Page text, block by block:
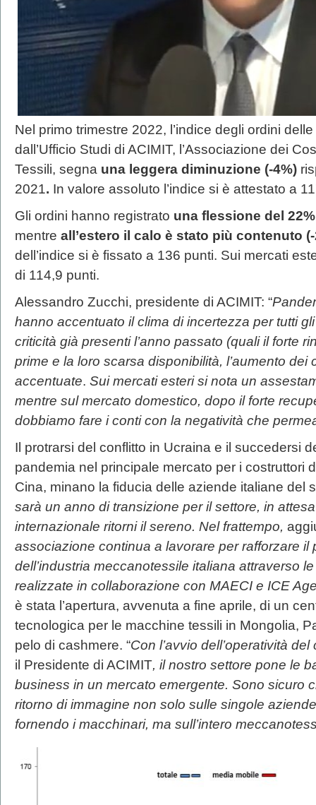
Nel primo trimestre 2022, l’indice degli ordini
dall’Ufficio Studi di ACIMIT, l’Associazione dei
Tessili, segna una leggera diminuzione (-4%)
2021. In valore assoluto l’indice si è attestato a
Gli ordini hanno registrato una flessione del
mentre all’estero il calo è stato più contenuto
dell’indice si è fissato a 136 punti. Sui mercati
di 114,9 punti.
Alessandro Zucchi, presidente di ACIMIT: “
hanno accentuato il clima di incertezza per tutti
criticità già presenti l’anno passato (quali il forte
prime e la loro scarsa disponibilità, l’aumento
accentuate. Sui mercati esteri si nota un
mentre sul mercato domestico, dopo il forte
dobbiamo fare i conti con la negatività che
Il protrarsi del conflitto in Ucraina e il succedersi
pandemia nel principale mercato per i costruttori
Cina, minano la fiducia delle aziende italiane del
sarà un anno di transizione per il settore, in
internazionale ritorni il sereno. Nel frattempo,
associazione continua a lavorare per rafforzare
dell’industria meccanotessile italiana attraverso
realizzate in collaborazione con MAECI e ICE
è stata l’apertura, avvenuta a fine aprile, di un
tecnologica per le macchine tessili in Mongolia,
pelo di cashmere. “Con l’avvio dell’operatività
il Presidente di ACIMIT, il nostro settore pone le
business in un mercato emergente. Sono sicuro
ritorno di immagine non solo sulle singole
fornendo i macchinari, ma sull’intero